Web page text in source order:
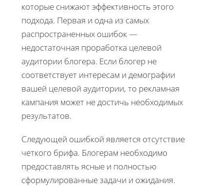
которые снижают эффективность этого
подхода. Первая и одна из самых
распространенных ошибок —
недостаточная проработка целевой
аудитории блогера. Если блогер не
соответствует интересам и демографии
вашей целевой аудитории, то рекламная
кампания может не достичь необходимых
результатов.
Следующей ошибкой является отсутствие
четкого брифа. Блогерам необходимо
предоставлять ясные и полностью
сформулированные задачи и ожидания.